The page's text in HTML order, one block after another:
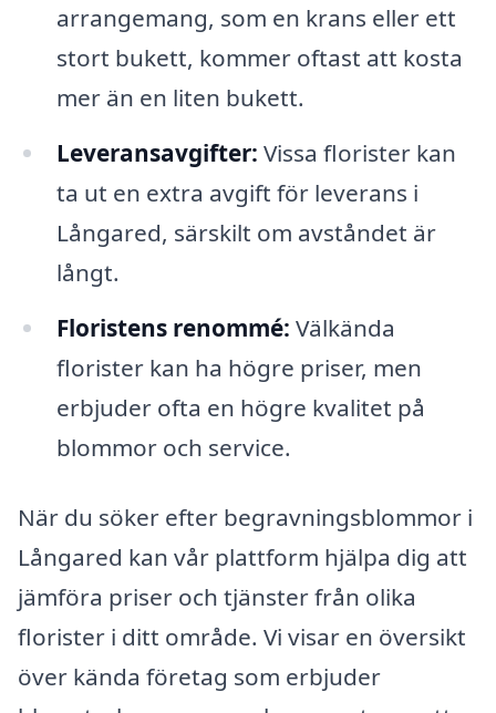
arrangemang, som en krans eller ett
stort bukett, kommer oftast att kosta
mer än en liten bukett.
Leveransavgifter: Vissa florister kan
ta ut en extra avgift för leverans i
Långared, särskilt om avståndet är
långt.
Floristens renommé: Välkända
florister kan ha högre priser, men
erbjuder ofta en högre kvalitet på
blommor och service.
När du söker efter begravningsblommor i
Långared kan vår plattform hjälpa dig att
jämföra priser och tjänster från olika
florister i ditt område. Vi visar en översikt
över kända företag som erbjuder